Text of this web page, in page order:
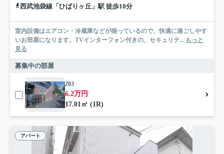
西武池袋線「ひばりヶ丘」駅 徒歩10分
室内設備はエアコン・冷蔵庫などが揃っているので、快適に過ごしやす
いお部屋になります。TVインターフォン付きの、セキュリテ... もっと
見る
募集中の部屋
203
6.2万円
17.01㎡ (1R)
アパート